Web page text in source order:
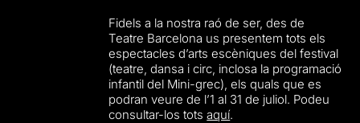
Fidels a la nostra raó de ser, des de
Teatre Barcelona us presentem tots els
espectacles d’arts escèniques del festival
(teatre, dansa i circ, inclosa la programació
infantil del Mini-grec), els quals que es
podran veure de l’1 al 31 de juliol. Podeu
consultar-los totsaquí.